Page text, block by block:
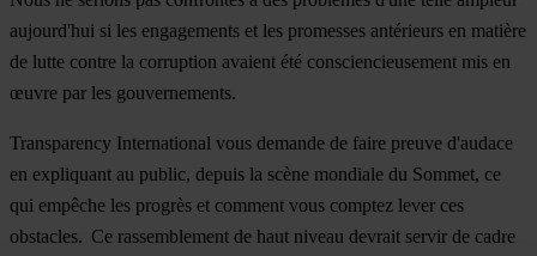
aujourd'hui si les engagements et les promesses antérieurs en matière
de lutte contre la corruption avaient été consciencieusement mis en
œuvre par les gouvernements.
Transparency International vous demande de faire preuve d'audace
en expliquant au public, depuis la scène mondiale du Sommet, ce
qui empêche les progrès et comment vous comptez lever ces
obstacles. Ce rassemblement de haut niveau devrait servir de cadre